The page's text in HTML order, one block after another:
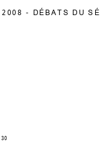
2008 - D É B A T S D U S É
30